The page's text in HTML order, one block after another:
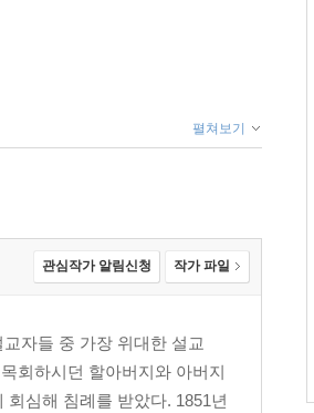
펼쳐보기
관심작가 알림신청 작가 파일
교자들 중 가장 위대한 설교
회하시던 할아버지와 아버지
심해 침례를 받았다. 1851년